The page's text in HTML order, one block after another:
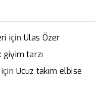
için Ulas Özer
giyim tarzı
için Ucuz takım elbise